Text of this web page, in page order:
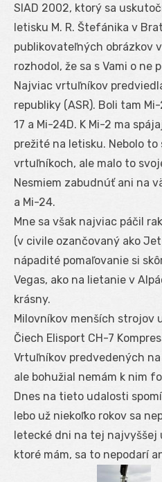
SIAD 2002, ktorý sa
letisku M. R. Štefánika v
publikovateľných obrázkov
rozhodol, že sa s Vami o ne
Najviac vrtuľníkov
republiky (ASR). Boli tam
17 a Mi-24D. K Mi-2 ma
prežité na letisku. Nebolo
vrtuľníkoch, ale malo to
Nesmiem zabudnúť ani na
a Mi-24.
Mne sa však najviac páčil
(v civile ozančovaný ako
nápadité pomaľovanie si
Vegas, ako na lietanie v
krásny.
Milovníkov menších
Čiech Elisport CH-7
Vrtuľníkov predvedených
ale bohužial nemám k nim
Dnes na tieto udalosti
lebo už niekoľko rokov sa
letecké dni na tej najvyššej
ktoré mám, sa to nepodarí